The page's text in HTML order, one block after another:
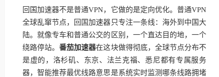
回国加速器不是普通VPN，它做的是定向优化。普通VPN
全球乱窜节点，回国加速器只专注一条线：海外到中国大
陆。就像专车和普通公交的区别，一个直达目的地，一个
绕路停站。番茄加速器在这块做得彻底，全球节点分布不
是虚的，洛杉矶、东京、法兰克福、悉尼都有专属服务
器，智能推荐最优线路意思是系统实时监测哪条线路拥堵